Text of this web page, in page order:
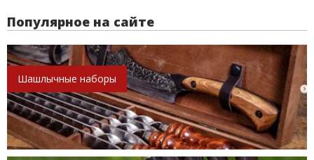
Популярное на сайте
Шашлычные наборы